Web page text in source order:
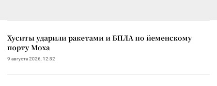
Хуситы ударили ракетами и БПЛА по йеменскому
порту Моха
9 августа 2026, 12:32